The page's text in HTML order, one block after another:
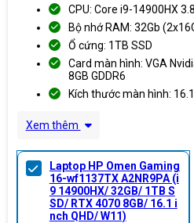
CPU: Core i9-14900HX
Bộ nhớ RAM: 32Gb
Ổ cứng: 1TB SSD
Card màn hình: VGA
8GB GDDR6
Kích thước màn hình:
Xem thêm
Laptop HP Omen Gaming
16-wf1137TX A2NR9PA (i
9 14900HX/ 32GB/ 1TB S
SD/ RTX 4070 8GB/ 16.1 i
nch QHD/ W11)